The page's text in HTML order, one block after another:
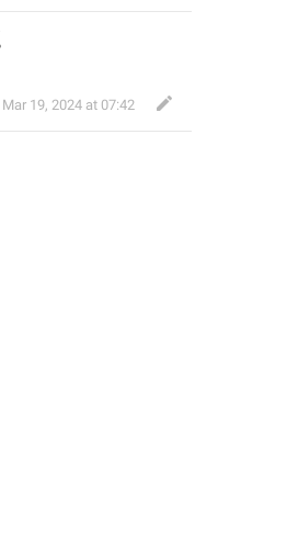
Mar 19, 2024 at 07:42